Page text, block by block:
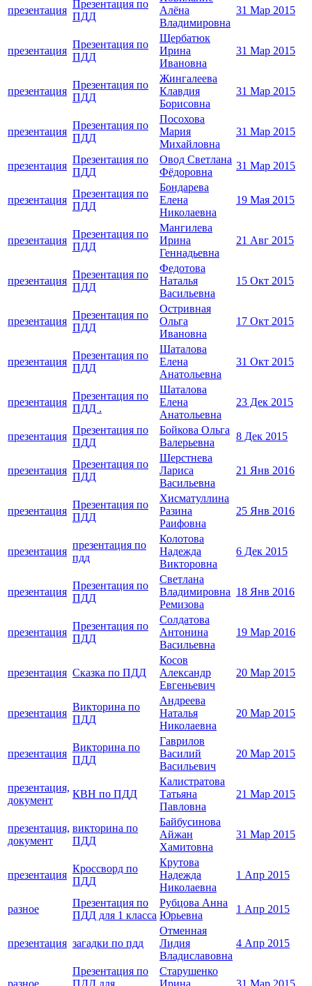
презентация
Презентация по
ПДД
Алёна
Владимировна
31 Мар 2015
презентация
Презентация по
ПДД
Щербатюк
Ирина
Ивановна
31 Мар 2015
презентация
Презентация по
ПДД
Жингалеева
Клавдия
Борисовна
31 Мар 2015
презентация
Презентация по
ПДД
Посохова
Мария
Михайловна
31 Мар 2015
презентация
Презентация по
ПДД
Овод Светлана
Фёдоровна
31 Мар 2015
презентация
Презентация по
ПДД
Бондарева
Елена
Николаевна
19 Мая 2015
презентация
Презентация по
ПДД
Мангилева
Ирина
Геннадьевна
21 Авг 2015
презентация
Презентация по
ПДД
Федотова
Наталья
Васильевна
15 Окт 2015
презентация
Презентация по
ПДД
Остривная
Ольга
Ивановна
17 Окт 2015
презентация
Презентация по
ПДД
Шаталова
Елена
Анатольевна
31 Окт 2015
презентация
Презентация по
ПДД .
Шаталова
Елена
Анатольевна
23 Дек 2015
презентация
Презентация по
ПДД
Бойкова Ольга
Валерьевна
8 Дек 2015
презентация
Презентация по
ПДД
Шерстнева
Лариса
Васильевна
21 Янв 2016
презентация
Презентация по
ПДД
Хисматуллина
Разина
Раифовна
25 Янв 2016
презентация
презентация по
пдд
Колотова
Надежда
Викторовна
6 Дек 2015
презентация
Презентация по
ПДД
Светлана
Владимировна
Ремизова
18 Янв 2016
презентация
Презентация по
ПДД
Солдатова
Антонина
Васильeвна
19 Мар 2016
презентация Сказка по ПДД
Косов
Александр
Евгеньевич
20 Мар 2015
презентация
Викторина по
ПДД
Андреева
Наталья
Николаевна
20 Мар 2015
презентация
Викторина по
ПДД
Гаврилов
Василий
Васильевич
20 Мар 2015
презентация,
документ
КВН по ПДД
Калистратова
Татьяна
Павловна
21 Мар 2015
презентация,
документ
викторина по
ПДД
Байбусинова
Айжан
Хамитовна
31 Мар 2015
презентация
Кроссворд по
ПДД
Крутова
Надежда
Николаевна
1 Апр 2015
разное
Презентация по
ПДД для 1 класса
Рубцова Анна
Юрьевна
1 Апр 2015
презентация загадки по пдд
Отменная
Лидия
Владиславовна
4 Апр 2015
Презентация по
Старушенко